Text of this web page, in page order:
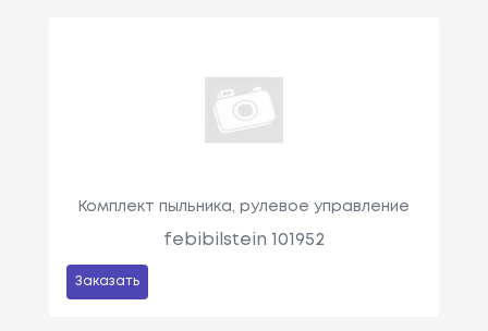
Комплект пыльника, рулевое управление
febibilstein 101952
Заказать